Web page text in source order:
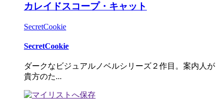
カレイドスコープ・キャット
SecretCookie
SecretCookie
ダークなビジュアルノベルシリーズ２作目。案内人が
貴方のた...